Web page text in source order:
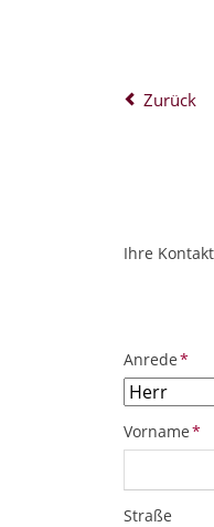
Zurück
URL
Ihre
Pflichtfeld
Anrede*
Pflichtfeld
Vorname*
Straße